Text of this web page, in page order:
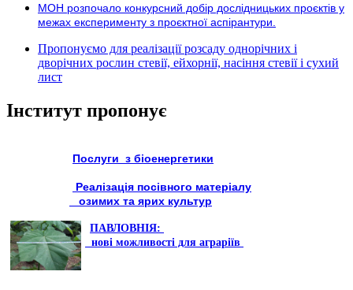
МОН розпочало конкурсний добір дослідницьких проєктів у
межах експерименту з проєктної аспірантури.
Пропонуємо для реалізації розсаду однорічних і
дворічних рослин стевії, ейхорнії, насіння стевії і сухий
лист
Інститут пропонує
Послуги з біоенергетики
Реалізація посівного матеріалу
озимих та ярих культур
ПАВЛОВНІЯ:
нові можливості для аграріїв